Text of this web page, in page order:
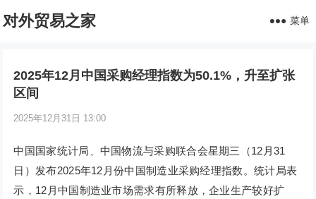
对外贸易之家 菜单
2025年12月中国采购经理指数为50.1%，升至扩张
区间
2025年12月31日 13:00
中国国家统计局、中国物流与采购联合会星期三（12月31
日）发布2025年12月份中国制造业采购经理指数。统计局表
示，12月中国制造业市场需求有所释放，企业生产较好扩